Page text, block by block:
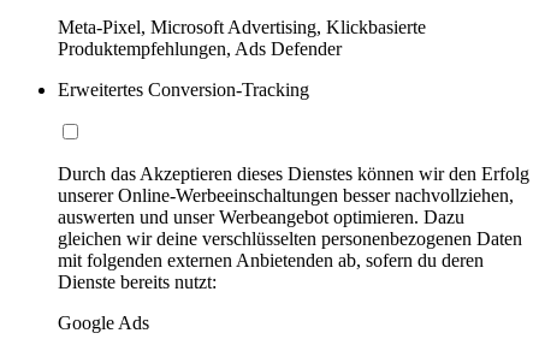
Meta-Pixel, Microsoft Advertising, Klickbasierte
Produktempfehlungen, Ads Defender
Erweitertes Conversion-Tracking
Durch das Akzeptieren dieses Dienstes können wir den Erfolg
unserer Online-Werbeeinschaltungen besser nachvollziehen,
auswerten und unser Werbeangebot optimieren. Dazu
gleichen wir deine verschlüsselten personenbezogenen Daten
mit folgenden externen Anbietenden ab, sofern du deren
Dienste bereits nutzt:
Google Ads